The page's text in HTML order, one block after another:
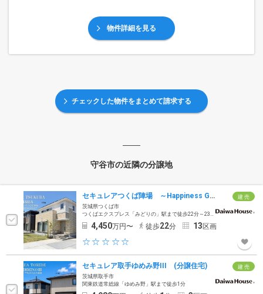
物件詳細を見る
チェックした物件をまとめて請求する
守谷市の近隣の分譲地
建 売
セキュレアつくば陣場 ～Happiness Garden～(分譲住宅)
茨城県つくば市
つくばエクスプレス「みどりの」駅まで徒歩22分～23分
4,450万円〜 徒歩22分 13区画
建 売
セキュレア取手ゆめみ野III (分譲住宅)
茨城県取手市
関東鉄道常総線「ゆめみ野」駅まで徒歩1分